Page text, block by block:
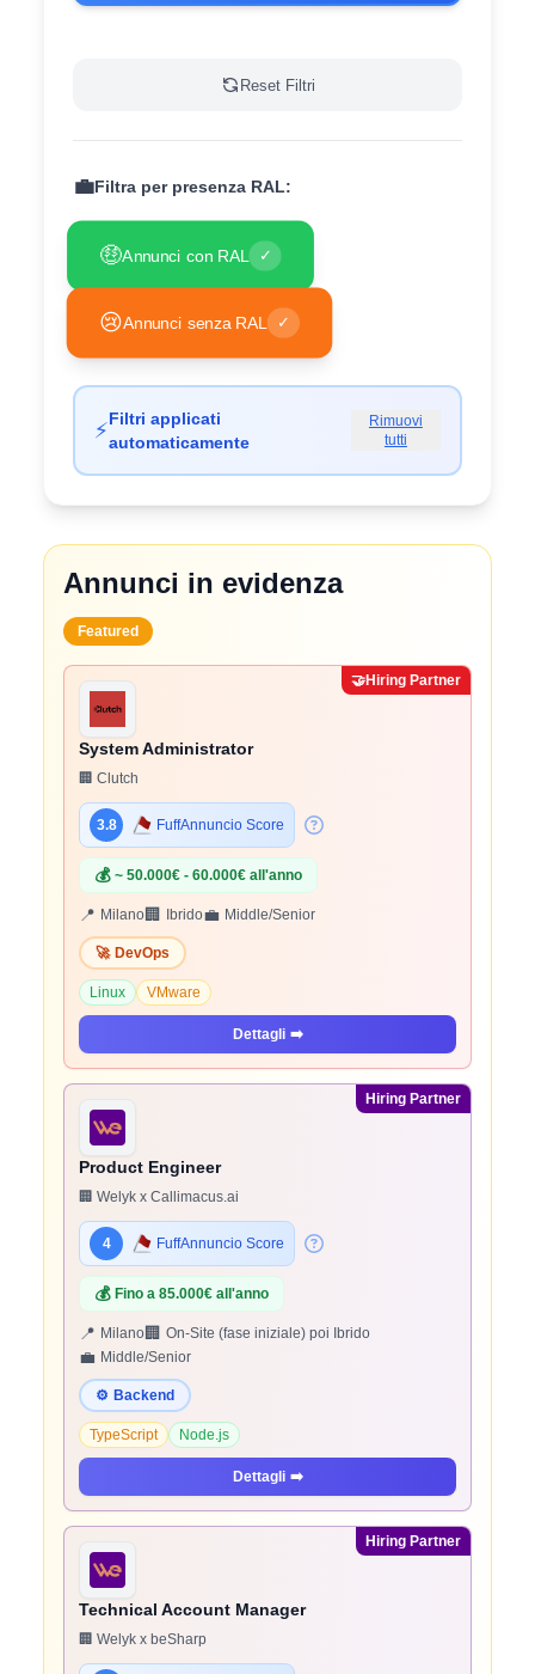
Reset Filtri
💼Filtra per presenza RAL:
🤑Annunci con RAL ✓
😢Annunci senza RAL ✓
⚡Filtri applicati
automaticamente
Rimuovi
tutti
Annunci in evidenza
Featured
🤝Hiring Partner
System Administrator
🏢 Clutch
3.8 FuffAnnuncio Score
💰 ~ 50.000€ - 60.000€ all'anno
📍 Milano🏢 Ibrido💼 Middle/Senior
🚀 DevOps
Linux VMware
Dettagli ➡️
Hiring Partner
Product Engineer
🏢 Welyk x Callimacus.ai
4 FuffAnnuncio Score
💰 Fino a 85.000€ all'anno
📍 Milano🏢 On-Site (fase iniziale) poi Ibrido
💼 Middle/Senior
⚙️ Backend
TypeScript Node.js
Dettagli ➡️
Hiring Partner
Technical Account Manager
🏢 Welyk x beSharp